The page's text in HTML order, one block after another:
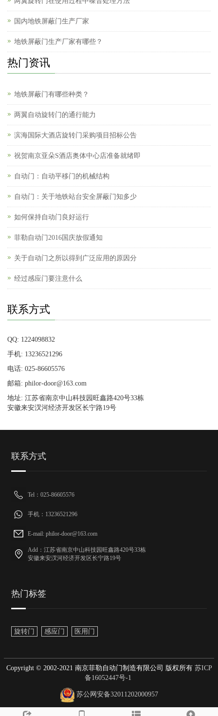
国内地铁屏蔽门生产厂家
地铁屏蔽门生产厂家有哪些？
热门资讯
地铁屏蔽门有哪些种类？
两翼自动旋转门的通行能力
滨海国际大酒店旋转门采购项目招标公告
祝贺南京亚朵S酒店奥体中心店准备就绪即
自动门：自动平移门的机械结构
自动门：关于地铁站台安全屏蔽门知多少
如何保持自动门良好运行
菲勒自动门2016国庆放假通知
关于自动门之所以得到广泛应用的原因分
经过感应门要注意什么
联系方式
QQ: 1224098832
手机: 13236521296
电话: 025-86605576
邮箱: philor-door@163.com
地址: 江苏省南京中山科技园旺鑫路420号33栋
安徽来安汊河经济开发区长宁路19号
联系方式
Tel：025-86605576
手机：13236521296
E-mail: philor-door@163.com
Add：江苏省南京中山科技园旺鑫路420号33栋
安徽来安汊河经济开发区长宁路19号
热门标签
旋转门 感应门 医用门
Copyright © 2002-2021 南京菲勒自动门制造有限公司 版权所有苏ICP
备16052447号-1
苏公网安备32011202000957